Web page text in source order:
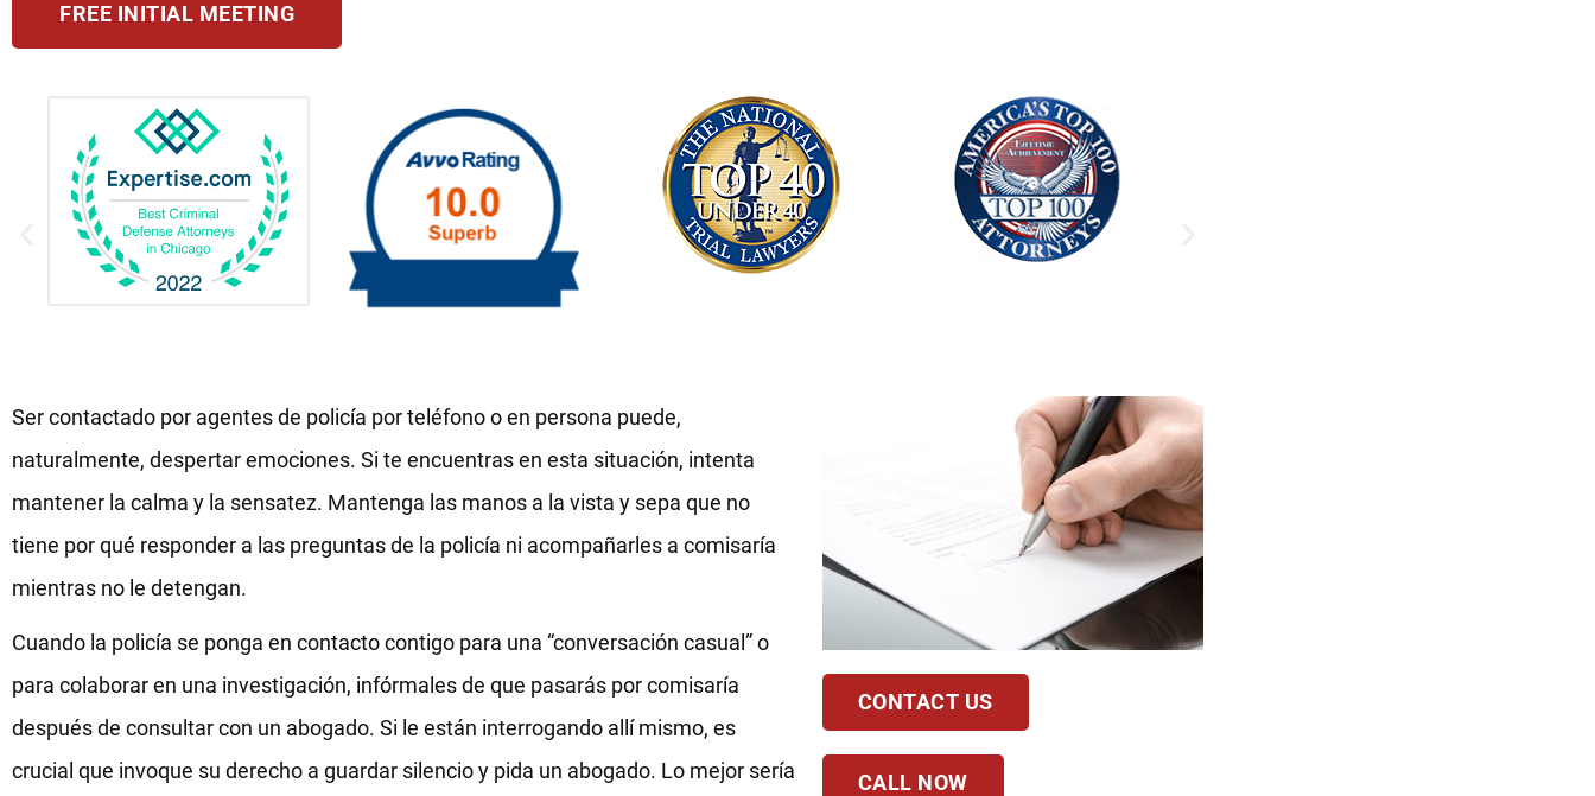
FREE INITIAL MEETING
Ser contactado por agentes de policía por teléfono o en persona puede,
naturalmente, despertar emociones. Si te encuentras en esta situación, intenta
mantener la calma y la sensatez. Mantenga las manos a la vista y sepa que no
tiene por qué responder a las preguntas de la policía ni acompañarles a comisaría
mientras no le detengan.
Cuando la policía se ponga en contacto contigo para una “conversación casual” o
para colaborar en una investigación, infórmales de que pasarás por comisaría
después de consultar con un abogado. Si le están interrogando allí mismo, es
crucial que invoque su derecho a guardar silencio y pida un abogado. Lo mejor sería
CONTACT US
CALL NOW